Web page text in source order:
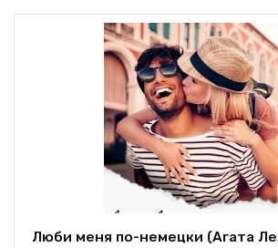
Люби меня по-немецки (Агата